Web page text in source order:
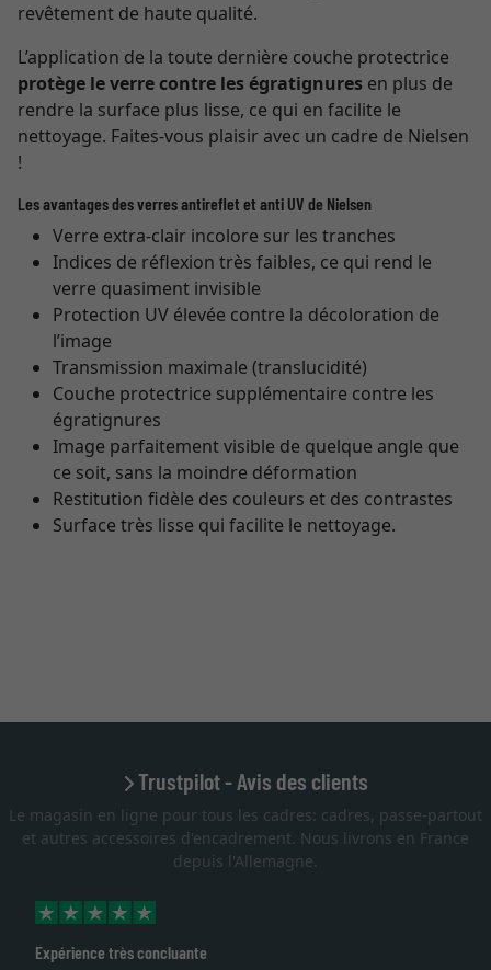
revêtement de haute qualité.
L’application de la toute dernière couche protectrice
protège le verre contre les égratignures en plus de
rendre la surface plus lisse, ce qui en facilite le
nettoyage. Faites-vous plaisir avec un cadre de Nielsen
!
Les avantages des verres antireflet et anti UV de Nielsen
Verre extra-clair incolore sur les tranches
Indices de réflexion très faibles, ce qui rend le
verre quasiment invisible
Protection UV élevée contre la décoloration de
l’image
Transmission maximale (translucidité)
Couche protectrice supplémentaire contre les
égratignures
Image parfaitement visible de quelque angle que
ce soit, sans la moindre déformation
Restitution fidèle des couleurs et des contrastes
Surface très lisse qui facilite le nettoyage.
Trustpilot - Avis des clients
Le magasin en ligne pour tous les cadres: cadres, passe-partout
et autres accessoires d'encadrement. Nous livrons en France
depuis l'Allemagne.
Excellent